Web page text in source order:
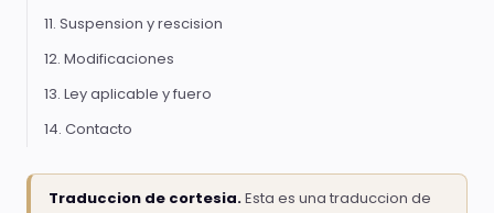
11. Suspension y rescision
12. Modificaciones
13. Ley aplicable y fuero
14. Contacto
Traduccion de cortesia.Esta es una traduccion de